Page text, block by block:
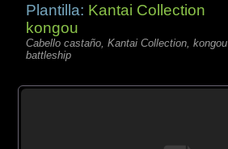
Plantilla: Kantai Collection
kongou
Cabello castaño, Kantai Collection, kongou
battleship